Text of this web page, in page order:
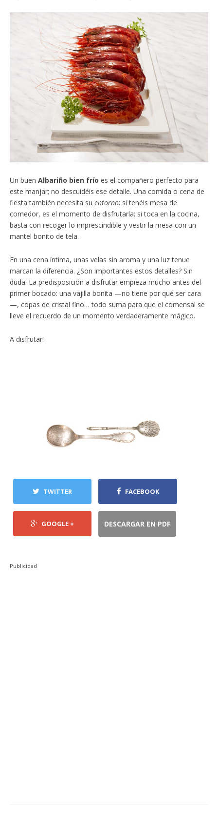
Un buen Albariño bien frío es el compañero perfecto para
este manjar; no descuidéis ese detalle. Una comida o cena de
fiesta también necesita su entorno: si tenéis mesa de
comedor, es el momento de disfrutarla; si toca en la cocina,
basta con recoger lo imprescindible y vestir la mesa con un
mantel bonito de tela.
En una cena íntima, unas velas sin aroma y una luz tenue
marcan la diferencia. ¿Son importantes estos detalles? Sin
duda. La predisposición a disfrutar empieza mucho antes del
primer bocado: una vajilla bonita —no tiene por qué ser cara
—, copas de cristal fino… todo suma para que el comensal se
lleve el recuerdo de un momento verdaderamente mágico.
A disfrutar!
TWITTER FACEBOOK
GOOGLE + DESCARGAR EN PDF
Publicidad